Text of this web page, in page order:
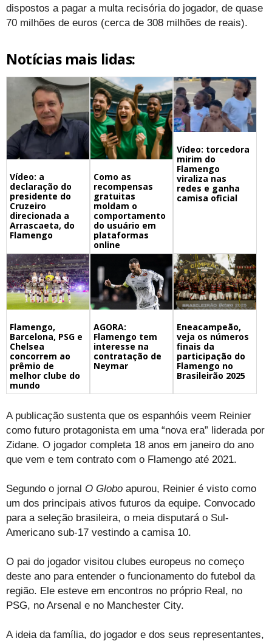
dispostos a pagar a multa recisória do jogador, de quase
70 milhões de euros (cerca de 308 milhões de reais).
Notícias mais lidas:
Vídeo: a
declaração do
presidente do
Cruzeiro
direcionada a
Arrascaeta, do
Flamengo
Como as
recompensas
gratuitas
moldam o
comportamento
do usuário em
plataformas
online
Vídeo: torcedora
mirim do
Flamengo
viraliza nas
redes e ganha
camisa oficial
Flamengo,
Barcelona, PSG e
Chelsea
concorrem ao
prêmio de
melhor clube do
mundo
AGORA:
Flamengo tem
interesse na
contratação de
Neymar
Eneacampeão,
veja os números
finais da
participação do
Flamengo no
Brasileirão 2025
A publicação sustenta que os espanhóis veem Reinier
como futuro protagonista em uma “nova era” liderada por
Zidane. O jogador completa 18 anos em janeiro do ano
que vem e tem contrato com o Flamengo até 2021.
Segundo o jornal O Globo apurou, Reinier é visto como
um dos principais ativos futuros da equipe. Convocado
para a seleção brasileira, o meia disputará o Sul-
Americano sub-17 vestindo a camisa 10.
O pai do jogador visitou clubes europeus no começo
deste ano para entender o funcionamento do futebol da
região. Ele esteve em encontros no próprio Real, no
PSG, no Arsenal e no Manchester City.
A ideia da família, do jogador e dos seus representantes,